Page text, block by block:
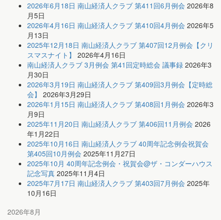
2026年6月18日 南山経済人クラブ 第411回6月例会 2026年8
月5日
2026年4月16日 南山経済人クラブ 第410回4月例会 2026年5
月13日
2025年12月18日 南山経済人クラブ 第407回12月例会【クリ
スマスナイト】 2026年4月16日
南山経済人クラブ 3月例会 第41回定時総会 議事録 2026年3
月30日
2026年3月19日 南山経済人クラブ 第409回3月例会【定時総
会】 2026年3月29日
2026年1月15日 南山経済人クラブ 第408回1月例会 2026年3
月9日
2025年11月20日 南山経済人クラブ 第406回11月例会 2026
年1月22日
2025年10月16日 南山経済人クラブ 40周年記念例会祝賀会
第405回10月例会 2025年11月27日
2025年10月 40周年記念例会・祝賀会@ザ・コンダーハウス
記念写真 2025年11月4日
2025年7月17日 南山経済人クラブ 第403回7月例会 2025年
10月16日
2026年8月